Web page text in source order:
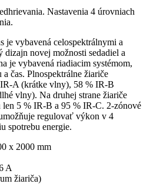
Nastavenia 4 úrovniach
je vybavená celospektrálnymi a
novej možnosti sedadiel a
je vybavená riadiacim systémom,
čas. Plnospektrálne žiariče
A (krátke vlny), 58 % IR-B
vlny). Na druhej strane žiariče
5 % IR-B a 95 % IR-C. 2-zónové
regulovať výkon v 4
spotrebu energie.
x 2000 mm
A
žiariča)